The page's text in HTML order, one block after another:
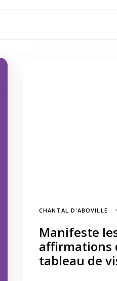
CHANTAL D'ABOVILLE
Manifeste
affirmations
tableau de